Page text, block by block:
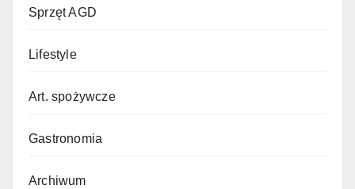
Sprzęt AGD
Lifestyle
Art. spożywcze
Gastronomia
Archiwum